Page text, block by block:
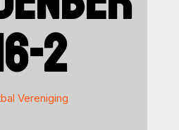
2
Vereniging